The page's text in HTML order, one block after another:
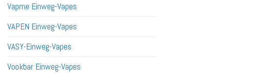
Vapme Einweg-Vapes
VAPEN Einweg-Vapes
VASY-Einweg-Vapes
Vookbar Einweg-Vapes